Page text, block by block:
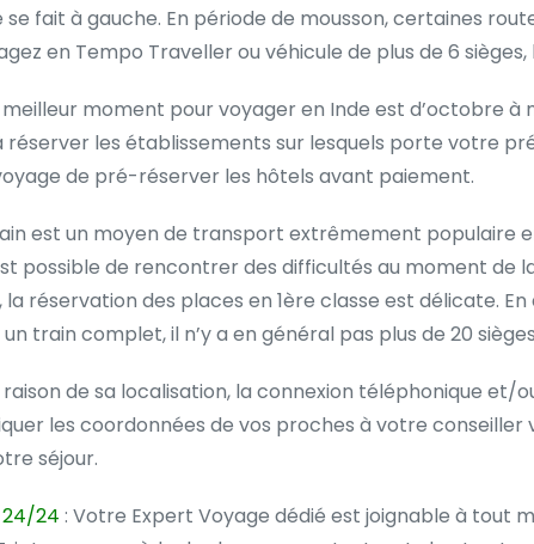
se fait à gauche. En période de mousson, certaines
en Tempo Traveller ou véhicule de plus de 6
meilleur moment pour voyager en Inde est d’octobre
réserver les établissements sur lesquels porte votre
de pré-réserver les hôtels avant paiement.
est un moyen de transport extrêmement populaire
possible de rencontrer des difficultés au moment
la réservation des places en 1ère classe est délicate.
un train complet, il n’y a en général pas plus de 20
raison de sa localisation, la connexion téléphonique
les coordonnées de vos proches à votre conseiller
séjour.
24 : Votre Expert Voyage dédié est joignable à tout